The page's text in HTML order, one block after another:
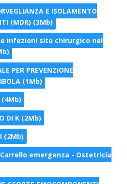
E ISOLAMENTO
(MDR) (3Mb)
infezioni sito chirurgico nel
PER PREVENZIONE
(1Mb)
(4Mb)
DI K (2Mb)
(2Mb)
emergenza - Ostetricia